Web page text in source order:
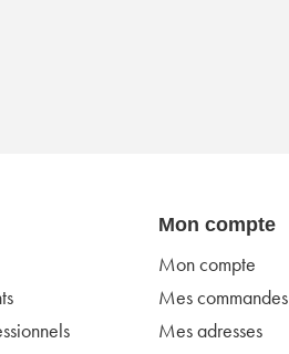
Mon compte
Mon compte
Mes commandes
Mes adresses